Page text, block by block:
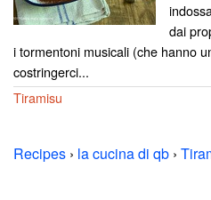
dai
i tormentoni musicali (che hanno
costringerci...
Tiramisu
Recipes › la cucina di qb ›